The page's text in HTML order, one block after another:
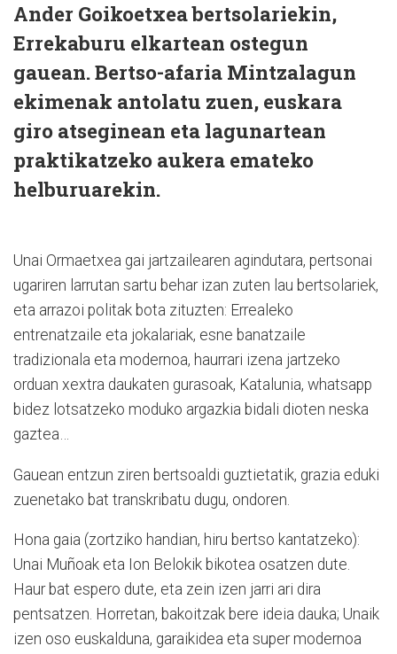
Ander Goikoetxea bertsolariekin,
Errekaburu elkartean ostegun
gauean. Bertso-afaria Mintzalagun
ekimenak antolatu zuen, euskara
giro atseginean eta lagunartean
praktikatzeko aukera emateko
helburuarekin.
Unai Ormaetxea gai jartzailearen agindutara, pertsonai
ugariren larrutan sartu behar izan zuten lau bertsolariek,
eta arrazoi politak bota zituzten: Errealeko
entrenatzaile eta jokalariak, esne banatzaile
tradizionala eta modernoa, haurrari izena jartzeko
orduan xextra daukaten gurasoak, Katalunia, whatsapp
bidez lotsatzeko moduko argazkia bidali dioten neska
gaztea…
Gauean entzun ziren bertsoaldi guztietatik, grazia eduki
zuenetako bat transkribatu dugu, ondoren.
Hona gaia (zortziko handian, hiru bertso kantatzeko):
Unai Muñoak eta Ion Belokik bikotea osatzen dute.
Haur bat espero dute, eta zein izen jarri ari dira
pentsatzen. Horretan, bakoitzak bere ideia dauka; Unaik
izen oso euskalduna, garaikidea eta super modernoa